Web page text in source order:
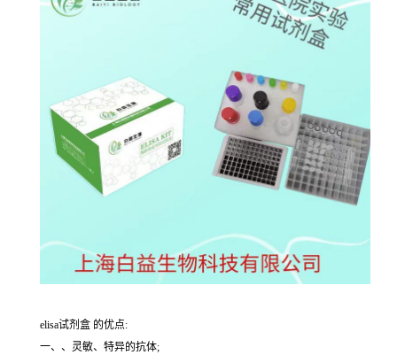
elisa试剂盒 的优点:
一、、灵敏、特异的抗体;